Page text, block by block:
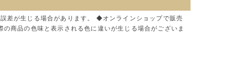
差が生じる場合があります。 ◆オンラインショップで販売
商品の色味と表示される色に違いが生じる場合がございま